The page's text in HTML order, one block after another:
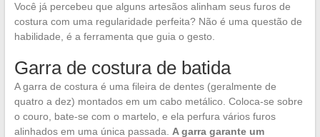
Você já percebeu que alguns artesãos alinham seus furos de
costura com uma regularidade perfeita? Não é uma questão de
habilidade, é a ferramenta que guia o gesto.
Garra de costura de batida
A garra de costura é uma fileira de dentes (geralmente de
quatro a dez) montados em um cabo metálico. Coloca-se sobre
o couro, bate-se com o martelo, e ela perfura vários furos
alinhados em uma única passada. A garra garante um